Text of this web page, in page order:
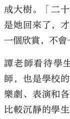
成大樹。「二
是她回來了，
一個欣賞，不會
譚老師看待學
師，也是學校
樂劇、表演和
比較沉靜的學